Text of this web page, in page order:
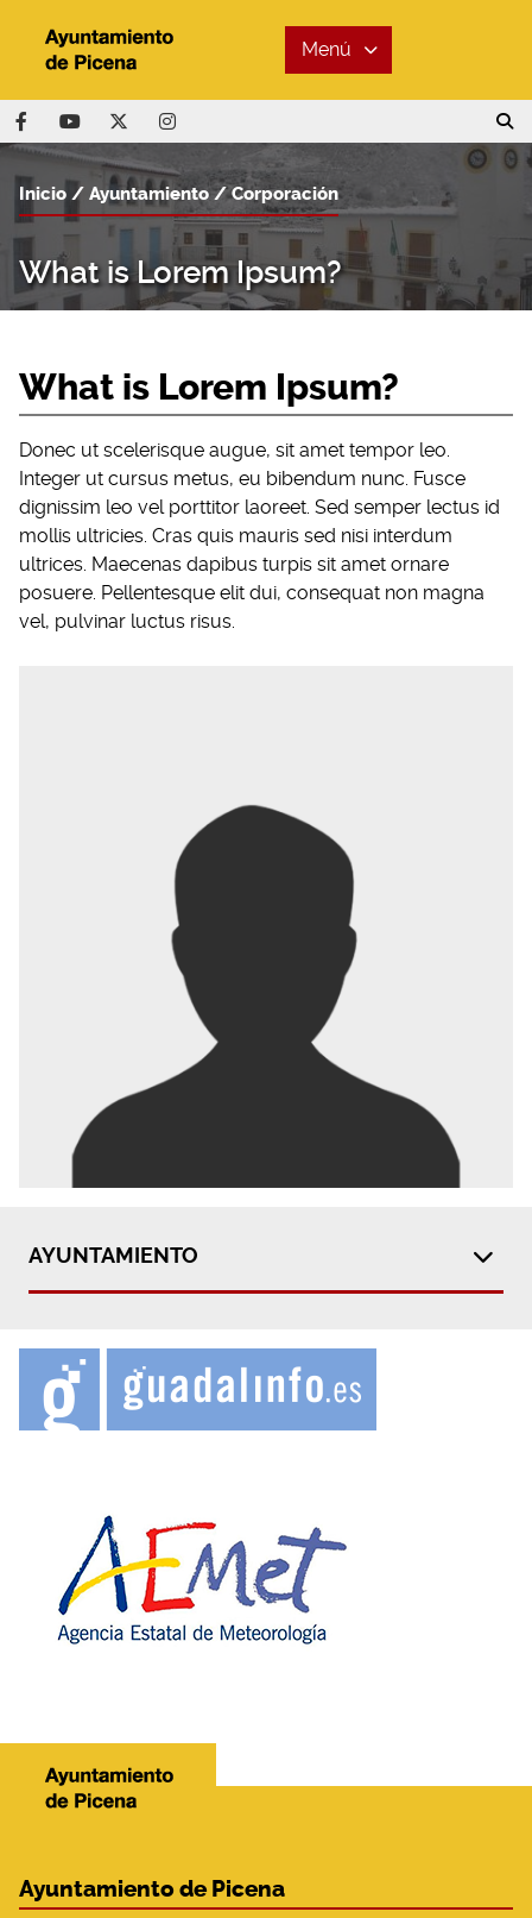
Menú
What is Lorem Ipsum?
Inicio Ayuntamiento Corporación
What is Lorem Ipsum?
Donec ut scelerisque augue, sit amet tempor leo.
Integer ut cursus metus, eu bibendum nunc. Fusce
dignissim leo vel porttitor laoreet. Sed semper lectus id
mollis ultricies. Cras quis mauris sed nisi interdum
ultrices. Maecenas dapibus turpis sit amet ornare
posuere. Pellentesque elit dui, consequat non magna
vel, pulvinar luctus risus.
AYUNTAMIENTO
Ayuntamiento de Picena